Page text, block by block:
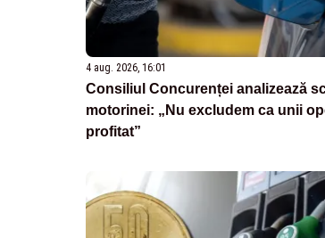
4 aug. 2026, 16:01
Consiliul Concurenței analizează
motorinei: „Nu excludem ca unii
profitat”